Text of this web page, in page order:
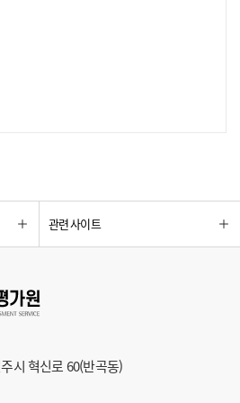
관련 사이트
시 혁신로 60(반곡동)